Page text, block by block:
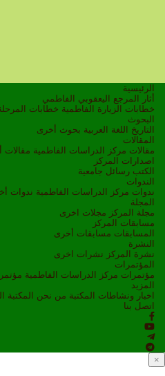
الرئيسية
أثار المرجع اليعقوبي الفاطمي
خطابات الزيارة الفاطمية خطابات
البحوث
التاريخ
اللغة العربية بحوث أخرى
المقالات
مقالات مركز الدراسات الفاطمية مقالات
اصدارات المركز
الكتب رسائل جامعية
الندوات
ندوات مركز الدراسات الفاطمية ندوات
المجلة
مجلة المركز مجلات اخرى
مسابقات المركز
المسابقات مسابقات أخرى
النشرة
نشرة المركز نشرات اخرى
المؤتمرات
مؤتمرات مركز الدراسات الفاطمية
المزيد
اخبار ونشاطات
المكتبة من نحن المكتبة
اتصل بنا
×